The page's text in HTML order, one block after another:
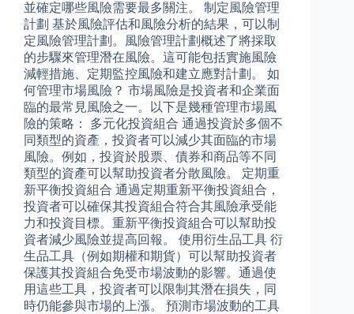
並確定哪些風險需要最多關注。 制定風險管理
計劃 基於風險評估和風險分析的結果，可以制
定風險管理計劃。風險管理計劃概述了將採取
的步驟來管理潛在風險。這可能包括實施風險
減輕措施、定期監控風險和建立應對計劃。 如
何管理市場風險？ 市場風險是投資者和企業面
臨的最常見風險之一。以下是幾種管理市場風
險的策略： 多元化投資組合 通過投資於多個不
同類型的資產，投資者可以減少其面臨的市場
風險。例如，投資於股票、債券和商品等不同
類型的資產可以幫助投資者分散風險。 定期重
新平衡投資組合 通過定期重新平衡投資組合，
投資者可以確保其投資組合符合其風險承受能
力和投資目標。重新平衡投資組合可以幫助投
資者減少風險並提高回報。 使用衍生品工具 衍
生品工具（例如期權和期貨）可以幫助投資者
保護其投資組合免受市場波動的影響。通過使
用這些工具，投資者可以限制其潛在損失，同
時仍能參與市場的上漲。 預測市場波動的工具